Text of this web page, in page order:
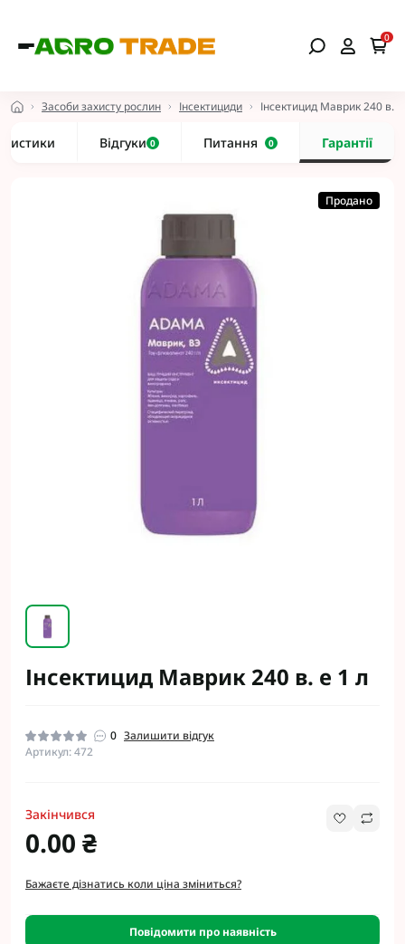
0
Засоби захисту рослин Інсектициди Інсектицид Маврик 240 в.
Відгуки 0 Питання 0 Гарантії
Продано
Інсектицид Маврик 240 в. е 1 л
0 Залишити відгук
Артикул: 472
Закінчився
0.00 ₴
Бажаєте дізнатись коли ціна зміниться?
Повідомити про наявність